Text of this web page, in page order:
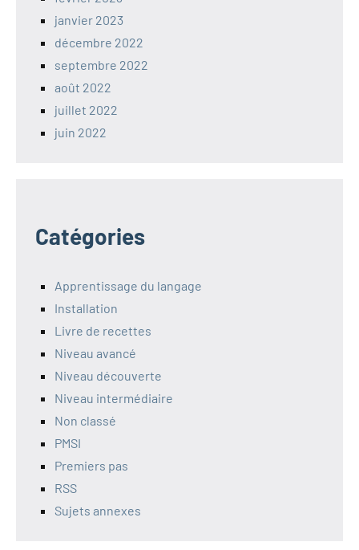
janvier 2023
décembre 2022
septembre 2022
août 2022
juillet 2022
juin 2022
Catégories
Apprentissage du langage
Installation
Livre de recettes
Niveau avancé
Niveau découverte
Niveau intermédiaire
Non classé
PMSI
Premiers pas
RSS
Sujets annexes